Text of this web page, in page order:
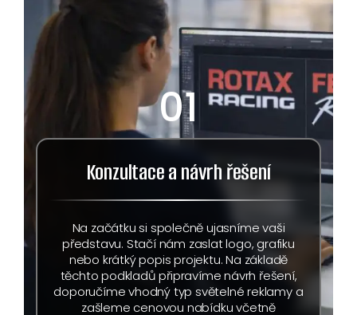
01
Konzultace a návrh řešení
Na začátku si společně ujasníme vaši
představu. Stačí nám zaslat logo, grafiku
nebo krátký popis projektu. Na základě
těchto podkladů připravíme návrh řešení,
doporučíme vhodný typ světelné reklamy a
zašleme cenovou nabídku včetně